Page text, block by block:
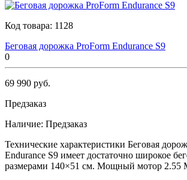
Код товара: 1128
Беговая дорожка ProForm Endurance S9
0
69 990 руб.
Предзаказ
Наличие: Предзаказ
Технические характеристики Беговая
Endurance S9 имеет достаточно широкое
размерами 140×51 см. Мощный мотор 2.55